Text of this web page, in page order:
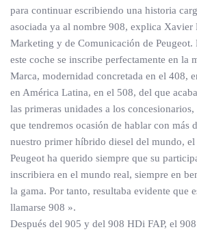
para continuar escribiendo una historia
asociada ya al nombre 908, explica Xavier
Marketing y de Comunicación de Peugeot.
este coche se inscribe perfectamente en la
Marca, modernidad concretada en el 408,
en América Latina, en el 508, del que
las primeras unidades a los
que tendremos ocasión de hablar con más
nuestro primer híbrido diesel del mundo,
Peugeot ha querido siempre que su
inscribiera en el mundo real, siempre en
la gama. Por tanto, resultaba evidente que
llamarse 908 ».
Después del 905 y del 908 HDi FAP, el